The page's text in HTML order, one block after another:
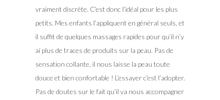
vraiment discrète. C’est donc l’idéal pour les plus
petits. Mes enfants l’appliquent en général seuls, et
il suffit de quelques massages rapides pour qu’il n’y
ai plus de traces de produits sur la peau. Pas de
sensation collante, il nous laisse la peau toute
douce et bien confortable ! L’essayer c’est l’adopter.
Pas de doutes sur le fait qu’il va nous accompagner